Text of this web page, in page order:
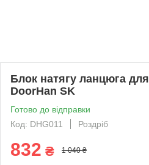
Блок натягу ланцюга
DoorHan SK
Готово до відправки
Код: DHG011
Роздріб
832 ₴ 1 040 ₴